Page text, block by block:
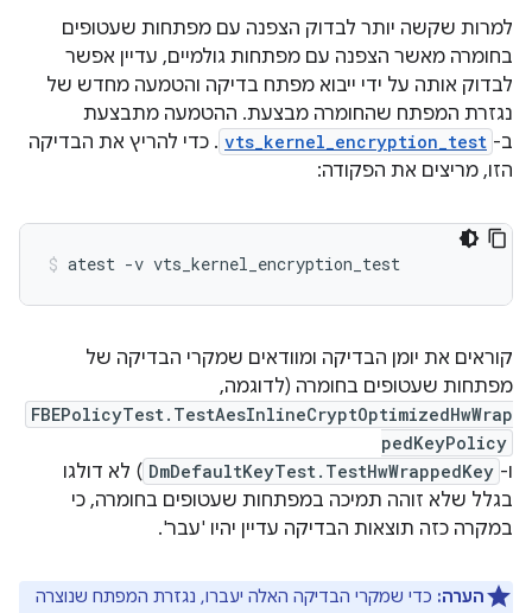
למרות שקשה יותר לבדוק הצפנה עם מפתחות שעטופים
בחומרה מאשר הצפנה עם מפתחות גולמיים, עדיין אפשר
לבדוק אותה על ידי ייבוא מפתח בדיקה והטמעה מחדש של
נגזרת המפתח שהחומרה מבצעת. ההטמעה מתבצעת
ב- vts_kernel_encryption_test . כדי להריץ את הבדיקה
הזו, מריצים את הפקודה:
קוראים את יומן הבדיקה ומוודאים שמקרי הבדיקה של
מפתחות שעטופים בחומרה (לדוגמה,
FBEPolicyTest.TestAesInlineCryptOptimizedHwWrap
pedKeyPolicy
ו- DmDefaultKeyTest.TestHwWrappedKey ) לא דולגו
בגלל שלא זוהה תמיכה במפתחות שעטופים בחומרה, כי
במקרה כזה תוצאות הבדיקה עדיין יהיו 'עבר'.
הערה: כדי שמקרי הבדיקה האלה יעברו, נגזרת המפתח שנוצרה